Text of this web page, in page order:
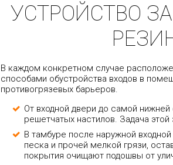
УСТРОЙСТВО
В каждом конкретном случае
способами обустройства входов в
противогрязевых барьеров.
От входной двери до самой
решетчатых настилов. Задача
В тамбуре после наружной
песка и прочей мелкой грязи,
покрытия очищают подошвы от